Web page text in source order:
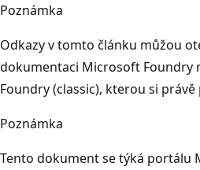
Poznámka
Odkazy v tomto článku můžou
dokumentaci Microsoft Foundry
Foundry (classic), kterou si
Poznámka
Tento dokument se týká portálu